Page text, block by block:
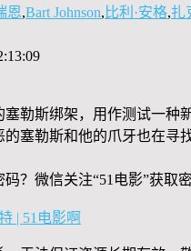
恩,Bart Johnson, 比利·安格,扎
勒斯绑架，用作测试一
塞勒斯和他的爪牙也在寻
？微信关注“51电影”获取
| 51电影啊